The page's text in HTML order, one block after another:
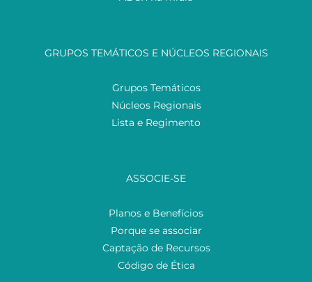
GRUPOS TEMÁTICOS E NÚCLEOS REGIONAIS
Grupos Temáticos
Núcleos Regionais
Lista e Regimento
ASSOCIE-SE
Planos e Benefícios
Porque se associar
Captação de Recursos
Código de Ética